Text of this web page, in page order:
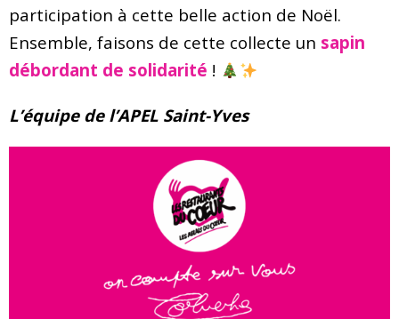
participation à cette belle action de Noël.
Ensemble, faisons de cette collecte un sapin
débordant de solidarité !
L’équipe de l’APEL Saint-Yves